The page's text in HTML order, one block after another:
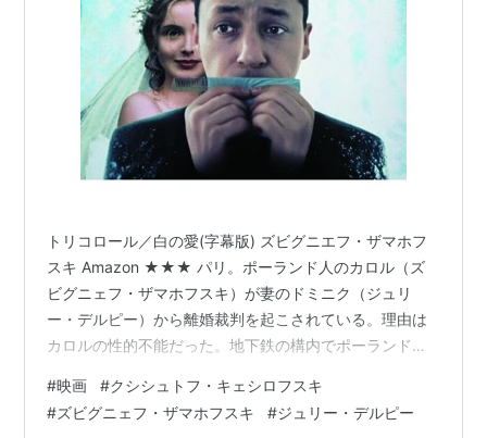
トリコロール／白の愛(字幕版) ズビグニエフ・ザマホフ
スキ Amazon ★★★ パリ。ポーランド人のカロル（ズ
ビグニェフ・ザマホフスキ）が妻のドミニク（ジュリ
ー・デルピー）から離婚裁判を起こされている。理由は
カロルの性的不能だった。地下鉄の構内でポーランド人
は、不法な手段で故郷に帰る。そこで両替屋の用心棒に
なるのだった。 男性性の喪失から男性性の回復までを描
#映画 #クシシュトフ・キェシロフスキ
#ズビグニェフ・ザマホフスキ #ジュリー・デルピー